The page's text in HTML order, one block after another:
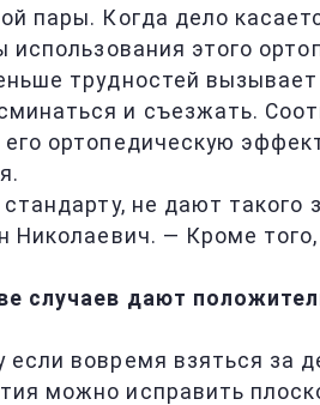
пары. Когда дело
этого
трудностей вызывает
и съезжать.
ортопедическую
не дают такого
— Кроме
случаев дают
если вовремя взяться за
можно исправить